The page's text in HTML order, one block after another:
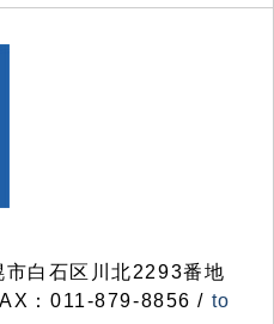
白石区川北2293番地
：011-879-8856 / to